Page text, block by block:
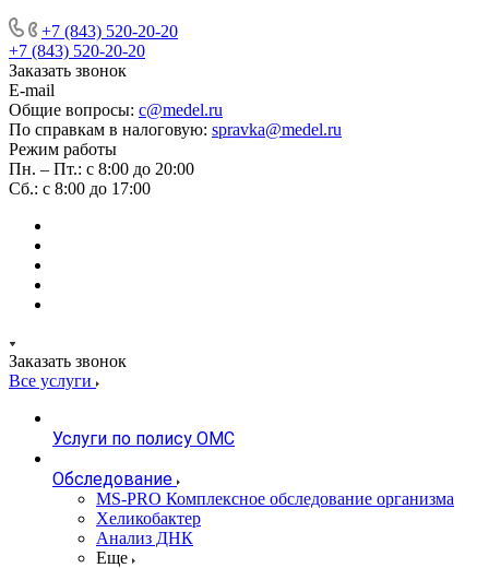
+7 (843) 520-20-20
+7 (843) 520-20-20
Заказать звонок
E-mail
Общие вопросы: c@medel.ru
По справкам в налоговую: spravka@medel.ru
Режим работы
Пн. – Пт.: с 8:00 до 20:00
Сб.: с 8:00 до 17:00
Заказать звонок
Все услуги
Услуги по полису ОМС
Обследование
MS-PRO Комплексное обследование организма
Хеликобактер
Анализ ДНК
Еще